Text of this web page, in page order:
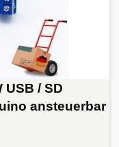
USB / SD
ansteuerbar